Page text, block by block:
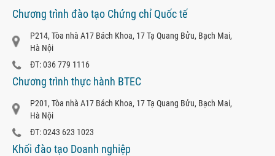
Chương trình đào tạo Chứng chỉ Quốc tế
P214, Tòa nhà A17 Bách Khoa, 17 Tạ Quang Bửu, Bạch Mai,
Hà Nội
ĐT: 036 779 1116
Chương trình thực hành BTEC
P201, Tòa nhà A17 Bách Khoa, 17 Tạ Quang Bửu, Bạch Mai,
Hà Nội
ĐT: 0243 623 1023
Khối đào tạo Doanh nghiệp